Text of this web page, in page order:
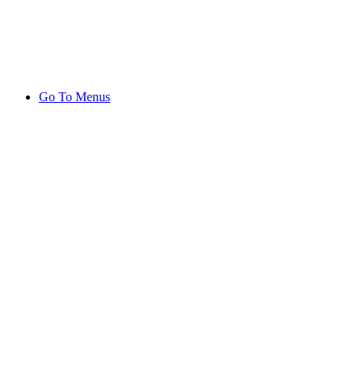
Go To Menus